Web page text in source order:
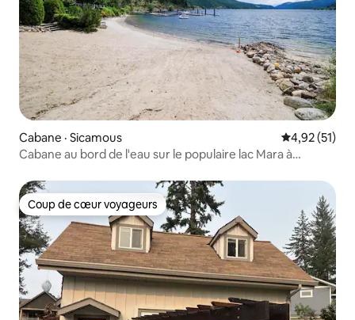
Cabane · Sicamous Note
4,92 (51)
Cabane au bord de l'eau sur le populaire lac Mara à
Coup de cœur voyageurs
Coup de cœur voyageurs